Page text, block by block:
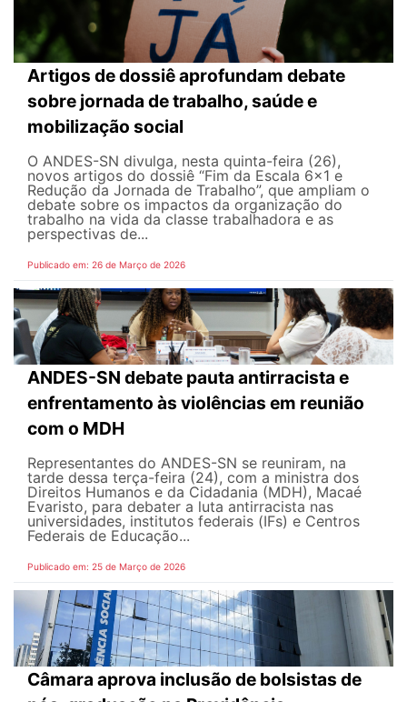
Artigos de dossiê aprofundam debate
sobre jornada de trabalho, saúde e
mobilização social
O ANDES-SN divulga, nesta quinta-feira (26),
novos artigos do dossiê “Fim da Escala 6×1 e
Redução da Jornada de Trabalho”, que ampliam o
debate sobre os impactos da organização do
trabalho na vida da classe trabalhadora e as
perspectivas de...
Publicado em: 26 de Março de 2026
ANDES-SN debate pauta antirracista e
enfrentamento às violências em reunião
com o MDH
Representantes do ANDES-SN se reuniram, na
tarde dessa terça-feira (24), com a ministra dos
Direitos Humanos e da Cidadania (MDH), Macaé
Evaristo, para debater a luta antirracista nas
universidades, institutos federais (IFs) e Centros
Federais de Educação...
Publicado em: 25 de Março de 2026
Câmara aprova inclusão de bolsistas de